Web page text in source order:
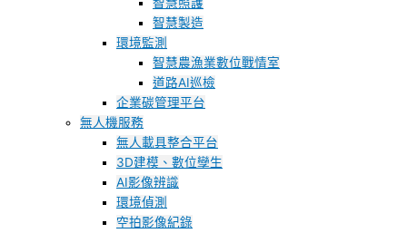
智慧製造
環境監測
智慧農漁業數位戰情室
道路AI巡檢
企業碳管理平台
無人機服務
無人載具整合平台
3D建模、數位孿生
AI影像辨識
環境偵測
空拍影像紀錄